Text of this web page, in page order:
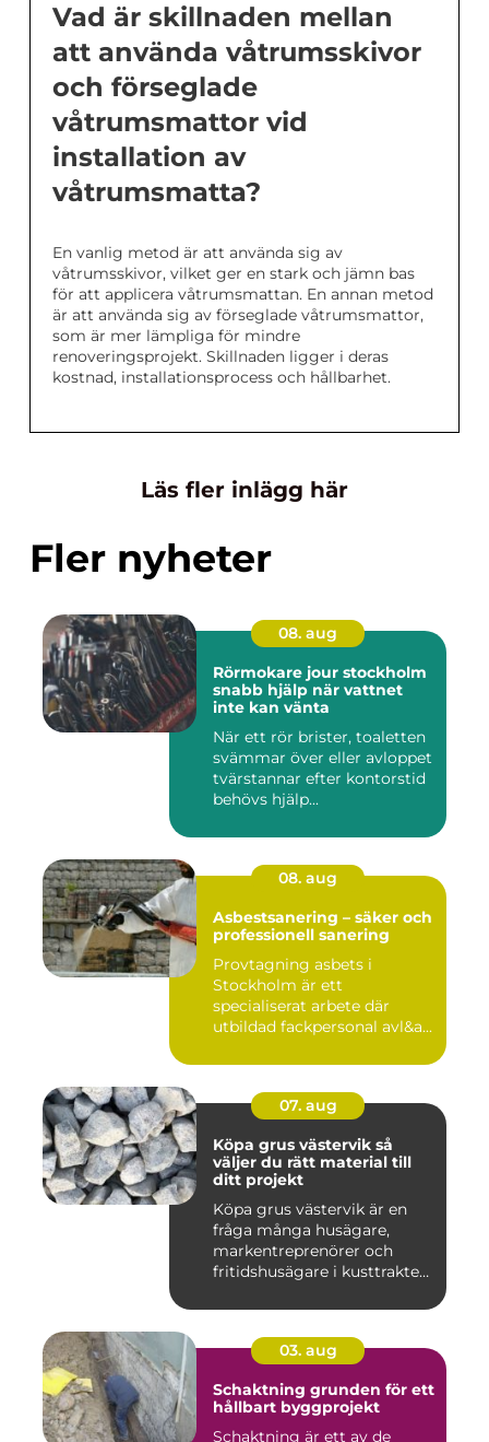
Vad är skillnaden mellan
att använda våtrumsskivor
och förseglade
våtrumsmattor vid
installation av
våtrumsmatta?
En vanlig metod är att använda sig av
våtrumsskivor, vilket ger en stark och jämn bas
för att applicera våtrumsmattan. En annan metod
är att använda sig av förseglade våtrumsmattor,
som är mer lämpliga för mindre
renoveringsprojekt. Skillnaden ligger i deras
kostnad, installationsprocess och hållbarhet.
Läs fler inlägg här
Fler nyheter
08. aug
Rörmokare jour stockholm
snabb hjälp när vattnet
inte kan vänta
När ett rör brister, toaletten
svämmar över eller avloppet
tvärstannar efter kontorstid
behövs hjälp...
08. aug
Asbestsanering – säker och
professionell sanering
Provtagning asbets i
Stockholm är ett
specialiserat arbete där
utbildad fackpersonal avl&a...
07. aug
Köpa grus västervik så
väljer du rätt material till
ditt projekt
Köpa grus västervik är en
fråga många husägare,
markentreprenörer och
fritidshusägare i kusttrakten
03. aug
Schaktning grunden för ett
hållbart byggprojekt
Schaktning är ett av de